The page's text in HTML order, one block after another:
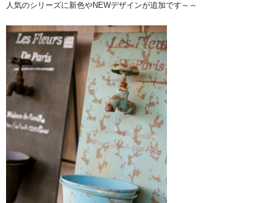
人気のシリーズに新色やNEWデザインが追加です～～